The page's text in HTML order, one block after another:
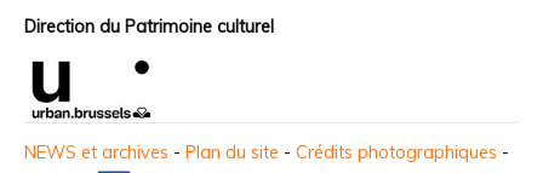
Direction du Patrimoine culturel
NEWS et archives - Plan du site - Crédits photographiques -